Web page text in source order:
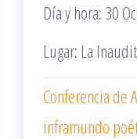
Día y hora: 30
Lugar: La
Conferencia de
inframundo